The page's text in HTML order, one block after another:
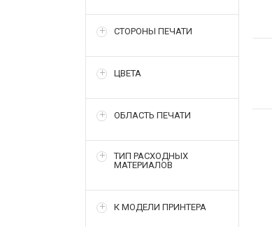
СТОРОНЫ ПЕЧАТИ
ЦВЕТА
ОБЛАСТЬ ПЕЧАТИ
ТИП РАСХОДНЫХ
МАТЕРИАЛОВ
К МОДЕЛИ ПРИНТЕРА